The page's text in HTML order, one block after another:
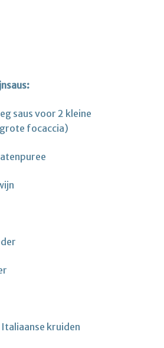
saus voor 2 kleine
focaccia)
kruiden